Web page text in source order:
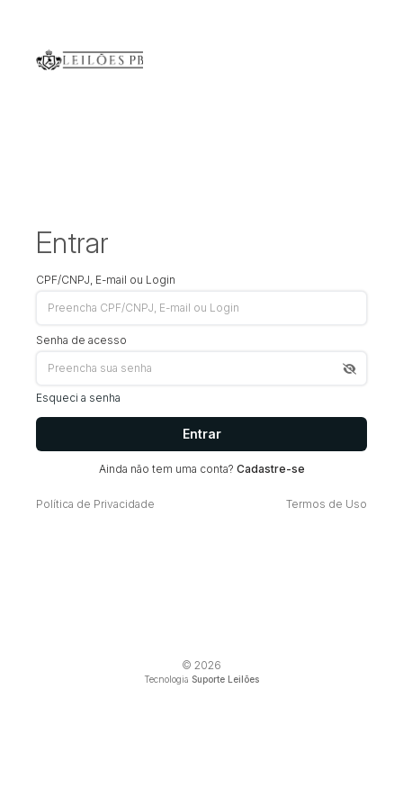
Entrar
CPF/CNPJ, E-mail ou Login
Senha de acesso
Esqueci a senha
Entrar
Ainda não tem uma conta? Cadastre-se
Política de Privacidade Termos de Uso
© 2026
Tecnologia Suporte Leilões